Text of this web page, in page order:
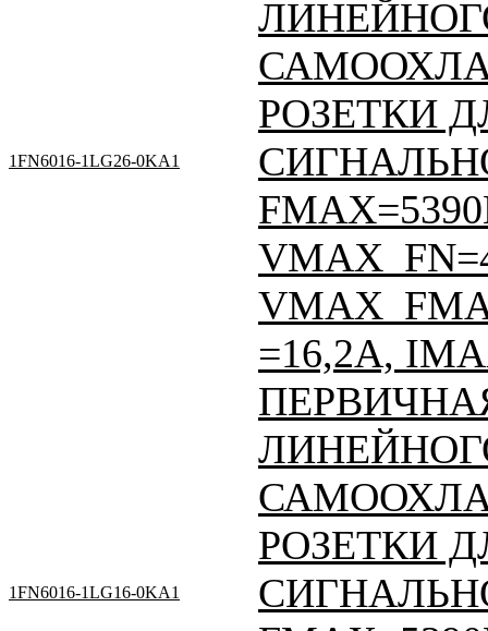
1FN6016-1LG26-0KA1
РОЗЕТКИ
=16,2A,
1FN6016-1LG16-0KA1
РОЗЕТКИ